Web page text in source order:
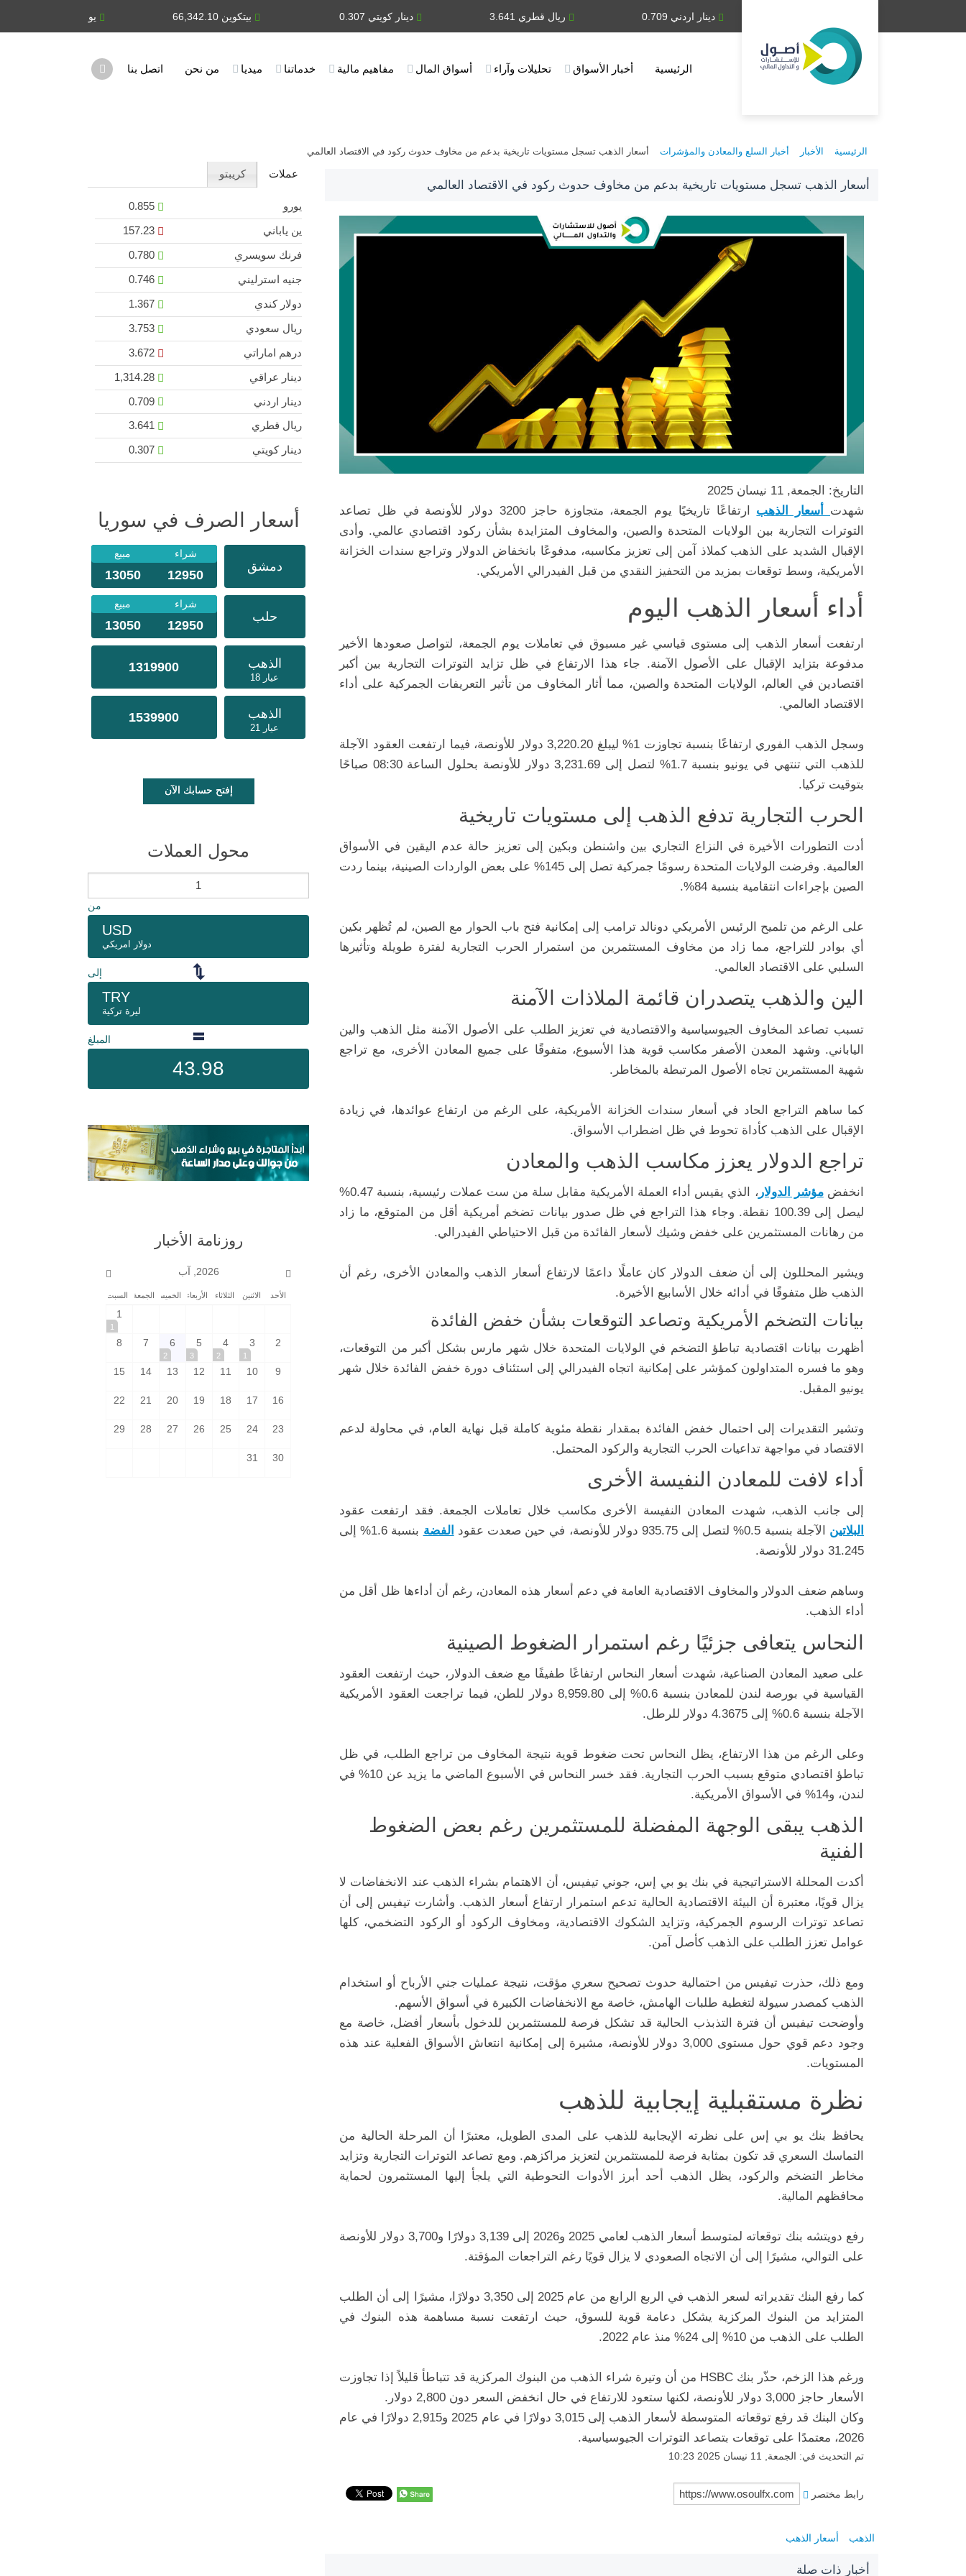
بيتكوين 66,342.10 دينار اردني 0.709 ريال قطري 3.641 دينار كويتي 0.307
الرئيسية أخبار الأسواق تحليلات وآراء أسواق المال مفاهيم مالية خدماتنا ميديا من نحن اتصل بنا
الرئيسية الأخبار أخبار السلع والمعادن والمؤشرات أسعار الذهب تسجل مستويات تاريخية بدعم من مخاوف حدوث ركود في الاقتصاد العالمي
أسعار الذهب تسجل مستويات تاريخية بدعم من مخاوف حدوث ركود في الاقتصاد العالمي
التاريخ: الجمعة, 11 نيسان 2025
شهدت أسعار الذهب
ارتفاعًا تاريخيًا يوم الجمعة، متجاوزة حاجز 3200 دولار للأونصة في ظل تصاعد
التوترات التجارية بين الولايات المتحدة والصين، والمخاوف المتزايدة بشأن ركود اقتصادي عالمي. وأدى
الإقبال الشديد على الذهب كملاذ آمن إلى تعزيز مكاسبه، مدفوعًا بانخفاض الدولار وتراجع سندات الخزانة
الأمريكية، وسط توقعات بمزيد من التحفيز النقدي من قبل الفيدرالي الأمريكي.
أداء أسعار الذهب اليوم
ارتفعت أسعار الذهب إلى مستوى قياسي غير مسبوق في تعاملات يوم الجمعة، لتواصل صعودها الأخير
مدفوعة بتزايد الإقبال على الأصول الآمنة. جاء هذا الارتفاع في ظل تزايد التوترات التجارية بين أكبر
اقتصادين في العالم، الولايات المتحدة والصين، مما أثار المخاوف من تأثير التعريفات الجمركية على أداء
الاقتصاد العالمي.
وسجل الذهب الفوري ارتفاعًا بنسبة تجاوزت 1% ليبلغ 3,220.20 دولار للأونصة، فيما ارتفعت العقود الآجلة
للذهب التي تنتهي في يونيو بنسبة 1.7% لتصل إلى 3,231.69 دولار للأونصة بحلول الساعة 08:30 صباحًا
بتوقيت تركيا.
الحرب التجارية تدفع الذهب إلى مستويات تاريخية
أدت التطورات الأخيرة في النزاع التجاري بين واشنطن وبكين إلى تعزيز حالة عدم اليقين في الأسواق
العالمية. وفرضت الولايات المتحدة رسومًا جمركية تصل إلى 145% على بعض الواردات الصينية، بينما ردت
الصين بإجراءات انتقامية بنسبة 84%.
على الرغم من تلميح الرئيس الأمريكي دونالد ترامب إلى إمكانية فتح باب الحوار مع الصين، لم تُظهر بكين
أي بوادر للتراجع، مما زاد من مخاوف المستثمرين من استمرار الحرب التجارية لفترة طويلة وتأثيرها
السلبي على الاقتصاد العالمي.
الين والذهب يتصدران قائمة الملاذات الآمنة
تسبب تصاعد المخاوف الجيوسياسية والاقتصادية في تعزيز الطلب على الأصول الآمنة مثل الذهب والين
الياباني. وشهد المعدن الأصفر مكاسب قوية هذا الأسبوع، متفوقًا على جميع المعادن الأخرى، مع تراجع
شهية المستثمرين تجاه الأصول المرتبطة بالمخاطر.
كما ساهم التراجع الحاد في أسعار سندات الخزانة الأمريكية، على الرغم من ارتفاع عوائدها، في زيادة
الإقبال على الذهب كأداة تحوط في ظل اضطراب الأسواق.
تراجع الدولار يعزز مكاسب الذهب والمعادن
انخفضمؤشر الدولار
، الذي يقيس أداء العملة الأمريكية مقابل سلة من ست عملات رئيسية، بنسبة 0.47%
ليصل إلى 100.39 نقطة. وجاء هذا التراجع في ظل صدور بيانات تضخم أمريكية أقل من المتوقع، ما زاد
من رهانات المستثمرين على خفض وشيك لأسعار الفائدة من قبل الاحتياطي الفيدرالي.
ويشير المحللون إلى أن ضعف الدولار كان عاملًا داعمًا لارتفاع أسعار الذهب والمعادن الأخرى، رغم أن
الذهب ظل متفوقًا في أدائه خلال الأسابيع الأخيرة.
بيانات التضخم الأمريكية وتصاعد التوقعات بشأن خفض الفائدة
أظهرت بيانات اقتصادية تباطؤ التضخم في الولايات المتحدة خلال شهر مارس بشكل أكبر من التوقعات،
وهو ما فسره المتداولون كمؤشر على إمكانية اتجاه الفيدرالي إلى استئناف دورة خفض الفائدة خلال شهر
يونيو المقبل.
وتشير التقديرات إلى احتمال خفض الفائدة بمقدار نقطة مئوية كاملة قبل نهاية العام، في محاولة لدعم
الاقتصاد في مواجهة تداعيات الحرب التجارية والركود المحتمل.
أداء لافت للمعادن النفيسة الأخرى
إلى جانب الذهب، شهدت المعادن النفيسة الأخرى مكاسب خلال تعاملات الجمعة. فقد ارتفعت عقود
البلاتين الآجلة بنسبة 0.5% لتصل إلى 935.75 دولار للأونصة، في حين صعدت عقود الفضة
بنسبة 1.6% إلى
31.245 دولار للأونصة.
وساهم ضعف الدولار والمخاوف الاقتصادية العامة في دعم أسعار هذه المعادن، رغم أن أداءها ظل أقل من
أداء الذهب.
النحاس يتعافى جزئيًا رغم استمرار الضغوط الصينية
على صعيد المعادن الصناعية، شهدت أسعار النحاس ارتفاعًا طفيفًا مع ضعف الدولار، حيث ارتفعت العقود
القياسية في بورصة لندن للمعادن بنسبة 0.6% إلى 8,959.80 دولار للطن، فيما تراجعت العقود الأمريكية
الآجلة بنسبة 0.6% إلى 4.3675 دولار للرطل.
وعلى الرغم من هذا الارتفاع، يظل النحاس تحت ضغوط قوية نتيجة المخاوف من تراجع الطلب، في ظل
تباطؤ اقتصادي متوقع بسبب الحرب التجارية. فقد خسر النحاس في الأسبوع الماضي ما يزيد عن 10% في
لندن، و14% في الأسواق الأمريكية.
الذهب يبقى الوجهة المفضلة للمستثمرين رغم بعض الضغوط
الفنية
أكدت المحللة الاستراتيجية في بنك يو بي إس، جوني تيفيس، أن الاهتمام بشراء الذهب عند الانخفاضات لا
يزال قويًا، معتبرة أن البيئة الاقتصادية الحالية تدعم استمرار ارتفاع أسعار الذهب. وأشارت تيفيس إلى أن
تصاعد توترات الرسوم الجمركية، وتزايد الشكوك الاقتصادية، ومخاوف الركود أو الركود التضخمي، كلها
عوامل تعزز الطلب على الذهب كأصل آمن.
ومع ذلك، حذرت تيفيس من احتمالية حدوث تصحيح سعري مؤقت، نتيجة عمليات جني الأرباح أو استخدام
الذهب كمصدر سيولة لتغطية طلبات الهامش، خاصة مع الانخفاضات الكبيرة في أسواق الأسهم.
وأوضحت تيفيس أن فترة التذبذب الحالية قد تشكل فرصة للمستثمرين للدخول بأسعار أفضل، خاصة مع
وجود دعم قوي حول مستوى 3,000 دولار للأونصة، مشيرة إلى إمكانية انتعاش الأسواق الفعلية عند هذه
المستويات.
نظرة مستقبلية إيجابية للذهب
يحافظ بنك يو بي إس على نظرته الإيجابية للذهب على المدى الطويل، معتبرًا أن المرحلة الحالية من
التماسك السعري قد تكون بمثابة فرصة للمستثمرين لتعزيز مراكزهم. ومع تصاعد التوترات التجارية وتزايد
مخاطر التضخم والركود، يظل الذهب أحد أبرز الأدوات التحوطية التي يلجأ إليها المستثمرون لحماية
محافظهم المالية.
رفع دويتشه بنك توقعاته لمتوسط أسعار الذهب لعامي 2025 و2026 إلى 3,139 دولارًا و3,700 دولار للأونصة
على التوالي، مشيرًا إلى أن الاتجاه الصعودي لا يزال قويًا رغم التراجعات المؤقتة.
كما رفع البنك تقديراته لسعر الذهب في الربع الرابع من عام 2025 إلى 3,350 دولارًا، مشيرًا إلى أن الطلب
المتزايد من البنوك المركزية يشكل دعامة قوية للسوق، حيث ارتفعت نسبة مساهمة هذه البنوك في
الطلب على الذهب من 10% إلى 24% منذ عام 2022.
ورغم هذا الزخم، حذّر بنك HSBC من أن وتيرة شراء الذهب من البنوك المركزية قد تتباطأ قليلاً إذا تجاوزت
الأسعار حاجز 3,000 دولار للأونصة، لكنها ستعود للارتفاع في حال انخفض السعر دون 2,800 دولار.
وكان البنك قد رفع توقعاته المتوسطة لأسعار الذهب إلى 3,015 دولارًا في عام 2025 و2,915 دولارًا في عام
2026، معتمدًا على توقعات بتصاعد التوترات الجيوسياسية.
تم التحديث في: الجمعة, 11 نيسان 2025 10:23
رابط مختصر
الذهب أسعار الذهب
أخبار ذات صلة
عملات كريبتو
يورو
ين ياباني
فرنك سويسري
جنيه استرليني
دولار كندي
ريال سعودي
درهم اماراتي
دينار عراقي
دينار اردني
ريال قطري
دينار كويتي
أسعار الصرف في سوريا
دمشق
شراء مبيع
12950
13050
حلب
شراء مبيع
12950
13050
الذهب
عيار 18
1319900
الذهب
عيار 21
1539900
إفتح حسابك الآن
محول العملات
من
USD
دولار امريكي
إلى
TRY
ليرة تركية
المبلغ
43.98
روزنامة الأخبار
2026, آب
الأحد الاثنين الثلاثاء الأربعاء الخميس الجمعة السبت
1
1
2
3
1
4
2
5
3
6
2
7
8
9
10
11
12
13
14
15
16
17
18
19
20
21
22
23
24
25
26
27
28
29
30
31